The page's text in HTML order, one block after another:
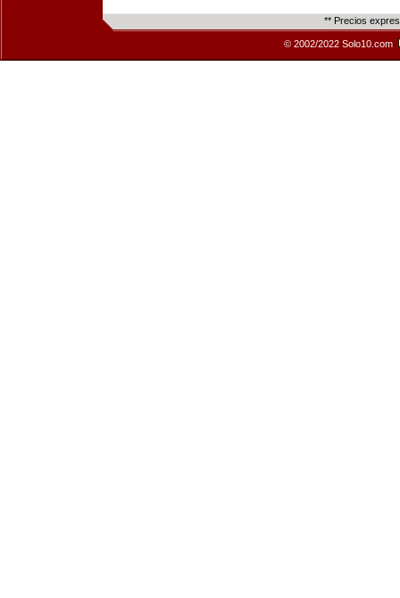
** Precios
© 2002/2022 Solo10.com